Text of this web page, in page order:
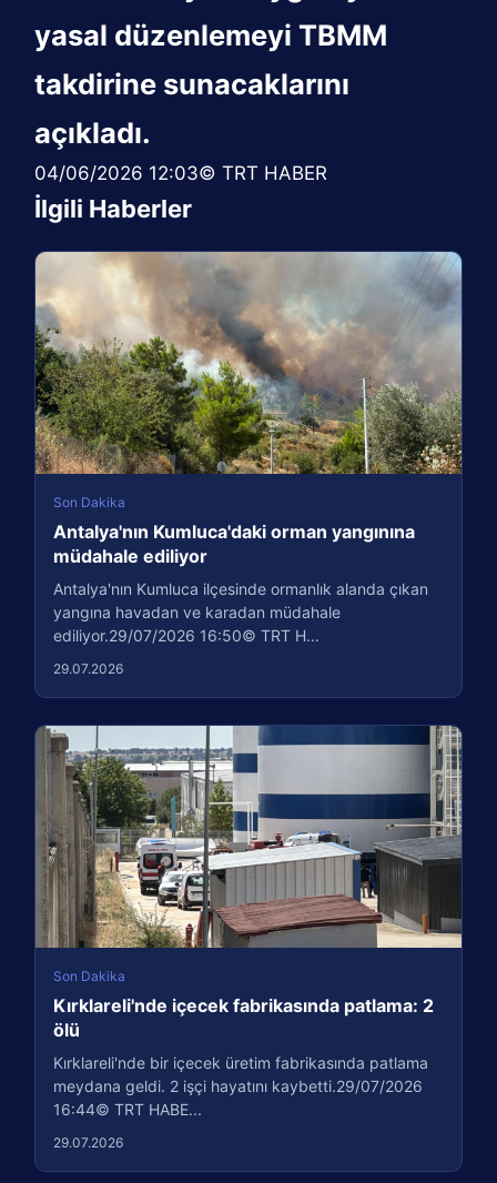
yasal düzenlemeyi TBMM
takdirine sunacaklarını
açıkladı.
04/06/2026 12:03© TRT HABER
İlgili Haberler
Son Dakika
Antalya'nın Kumluca'daki orman yangınına
müdahale ediliyor
Antalya'nın Kumluca ilçesinde ormanlık alanda çıkan
yangına havadan ve karadan müdahale
ediliyor.29/07/2026 16:50© TRT H...
29.07.2026
Son Dakika
Kırklareli'nde içecek fabrikasında patlama: 2
ölü
Kırklareli'nde bir içecek üretim fabrikasında patlama
meydana geldi. 2 işçi hayatını kaybetti.29/07/2026
16:44© TRT HABE...
29.07.2026